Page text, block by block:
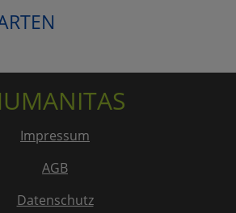
Impressum
AGB
Datenschutz